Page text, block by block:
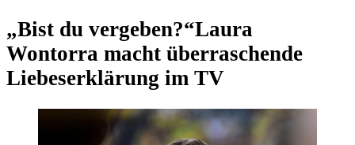
„Bist du vergeben?“Laura
Wontorra macht überraschende
Liebeserklärung im TV